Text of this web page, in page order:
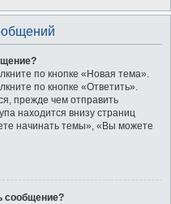
по кнопке «Новая тема».
по кнопке «Ответить».
прежде чем отправить
находится внизу страниц
начинать темы», «Вы можете
сообщение?